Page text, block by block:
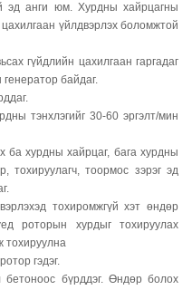
эд анги юм. Хурдны хайрцагны
цахилгаан үйлдвэрлэх боломжтой
гүйдлийн цахилгаан гаргадаг
байдаг.
тэнхлэгийг 30-60 эргэлт/мин
ба хурдны хайрцаг, бага хурдны
тохируулагч, тоормос зэрэг эд
тохиромжгүй хэт өндөр
роторын хурдыг тохируулах
тохируулна
гэдэг.
бүрддэг. Өндөр болох